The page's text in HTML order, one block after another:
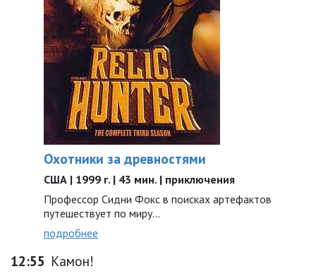
Охотники за древностями
США | 1999 г. | 43 мин. | приключения
Профессор Сидни Фокс в поисках артефактов
путешествует по миру...
подробнее
12:55 Камон!